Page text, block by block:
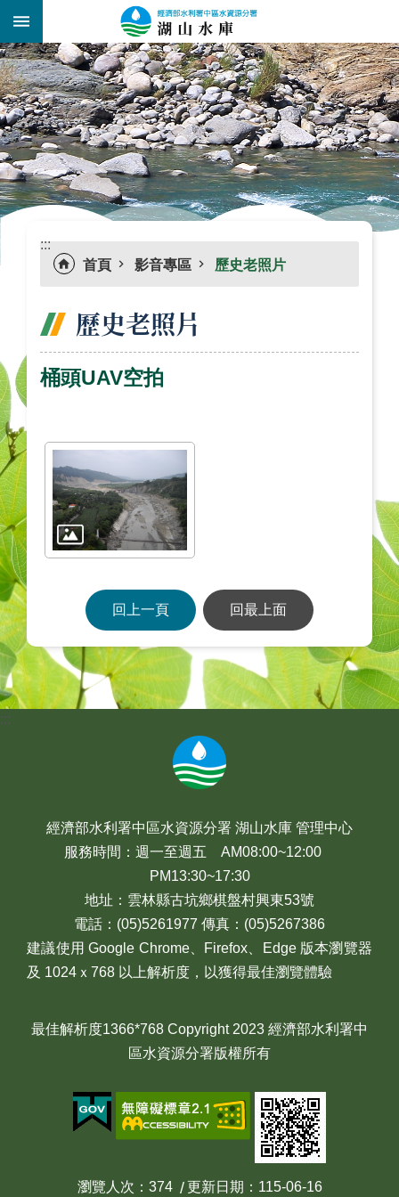
跳到主要內容區塊
::: _
:::
首頁
影音專區 歷史老照片
歷史老照片
桶頭UAV空拍
回上一頁 回最上面
:::
經濟部水利署中區水資源分署 湖山水庫 管理中心
服務時間：週一至週五 AM08:00~12:00
PM13:30~17:30
地址：雲林縣古坑鄉棋盤村興東53號
電話：(05)5261977 傳真：(05)5267386
建議使用 Google Chrome、Firefox、Edge 版本瀏覽器
及 1024ｘ768 以上解析度，以獲得最佳瀏覽體驗
最佳解析度1366*768 Copyright 2023 經濟部水利署中
區水資源分署版權所有
瀏覽人次 374 更新日期 115-06-16